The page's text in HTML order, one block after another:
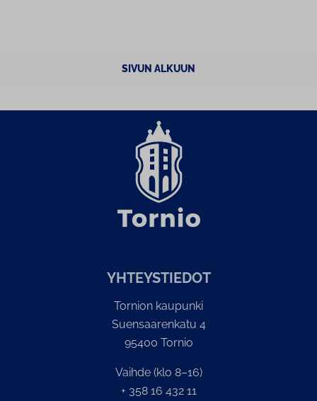
SIVUN ALKUUN
YH­TEYS­TIE­DOT
Tornion kaupunki
Suensaarenkatu 4
95400 Tornio
Vaihde (klo 8–16)
+ 358 16 432 11